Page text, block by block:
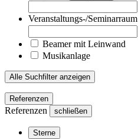
Veranstaltungs-/Seminarraum
Beamer mit Leinwand
Musikanlage
Alle Suchfilter anzeigen
Referenzen
Referenzen schließen
Sterne